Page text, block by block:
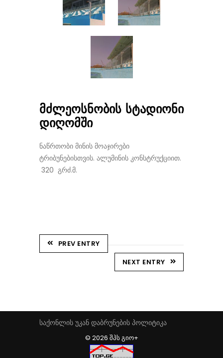
მძლეოსნობის სტადიონი
დიღომში
ნაწრთობი მინის მოაჯირები
ტრიბუნებისთვის. ალუმინის კონსტრუქციით.
320 გრძ.მ.
PREV ENTRY
NEXT ENTRY
საქონლის უკან დაბრუნების პოლიტიკა
© 2026 ᲨᲞᲡ ᲒᲘᲝ+